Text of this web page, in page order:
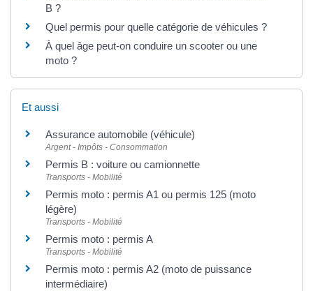
B ?
Quel permis pour quelle catégorie de véhicules ?
À quel âge peut-on conduire un scooter ou une
moto ?
Et aussi
Assurance automobile (véhicule)
Argent - Impôts - Consommation
Permis B : voiture ou camionnette
Transports - Mobilité
Permis moto : permis A1 ou permis 125 (moto
légère)
Transports - Mobilité
Permis moto : permis A
Transports - Mobilité
Permis moto : permis A2 (moto de puissance
intermédiaire)